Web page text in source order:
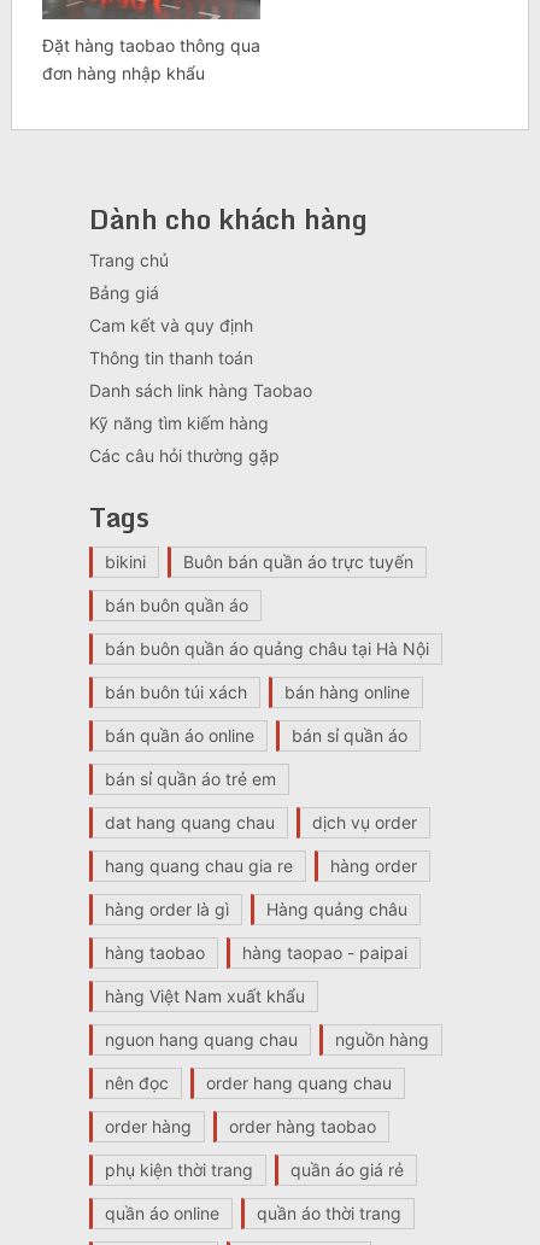
Đặt hàng taobao thông qua
đơn hàng nhập khẩu
Dành cho khách hàng
Trang chủ
Bảng giá
Cam kết và quy định
Thông tin thanh toán
Danh sách link hàng Taobao
Kỹ năng tìm kiếm hàng
Các câu hỏi thường gặp
Tags
bikini Buôn bán quần áo trực tuyến
bán buôn quần áo
bán buôn quần áo quảng châu tại Hà Nội
bán buôn túi xách bán hàng online
bán quần áo online bán sỉ quần áo
bán sỉ quần áo trẻ em
dat hang quang chau dịch vụ order
hang quang chau gia re hàng order
hàng order là gì Hàng quảng châu
hàng taobao hàng taopao - paipai
hàng Việt Nam xuất khẩu
nguon hang quang chau nguồn hàng
nên đọc order hang quang chau
order hàng order hàng taobao
phụ kiện thời trang quần áo giá rẻ
quần áo online quần áo thời trang